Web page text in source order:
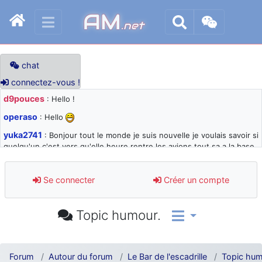
AM.net
chat
connectez-vous !
d9pouces : Hello !
operaso : Hello
yuka2741 : Bonjour tout le monde je suis nouvelle je voulais savoir si
quelqu'un c'est vers qu'elle heure rentre les avions tout sa a la base
d9pouces: désolé pour les quelques blocages du site ces derniers
jours : je teste des méthodes contre le spam et les bots trop nocifs
: Super, la nouvelle bannière
comprendre
Se connecter Créer un compte
Topic humour.
Forum Autour du forum Le Bar de l'escadrille Topic